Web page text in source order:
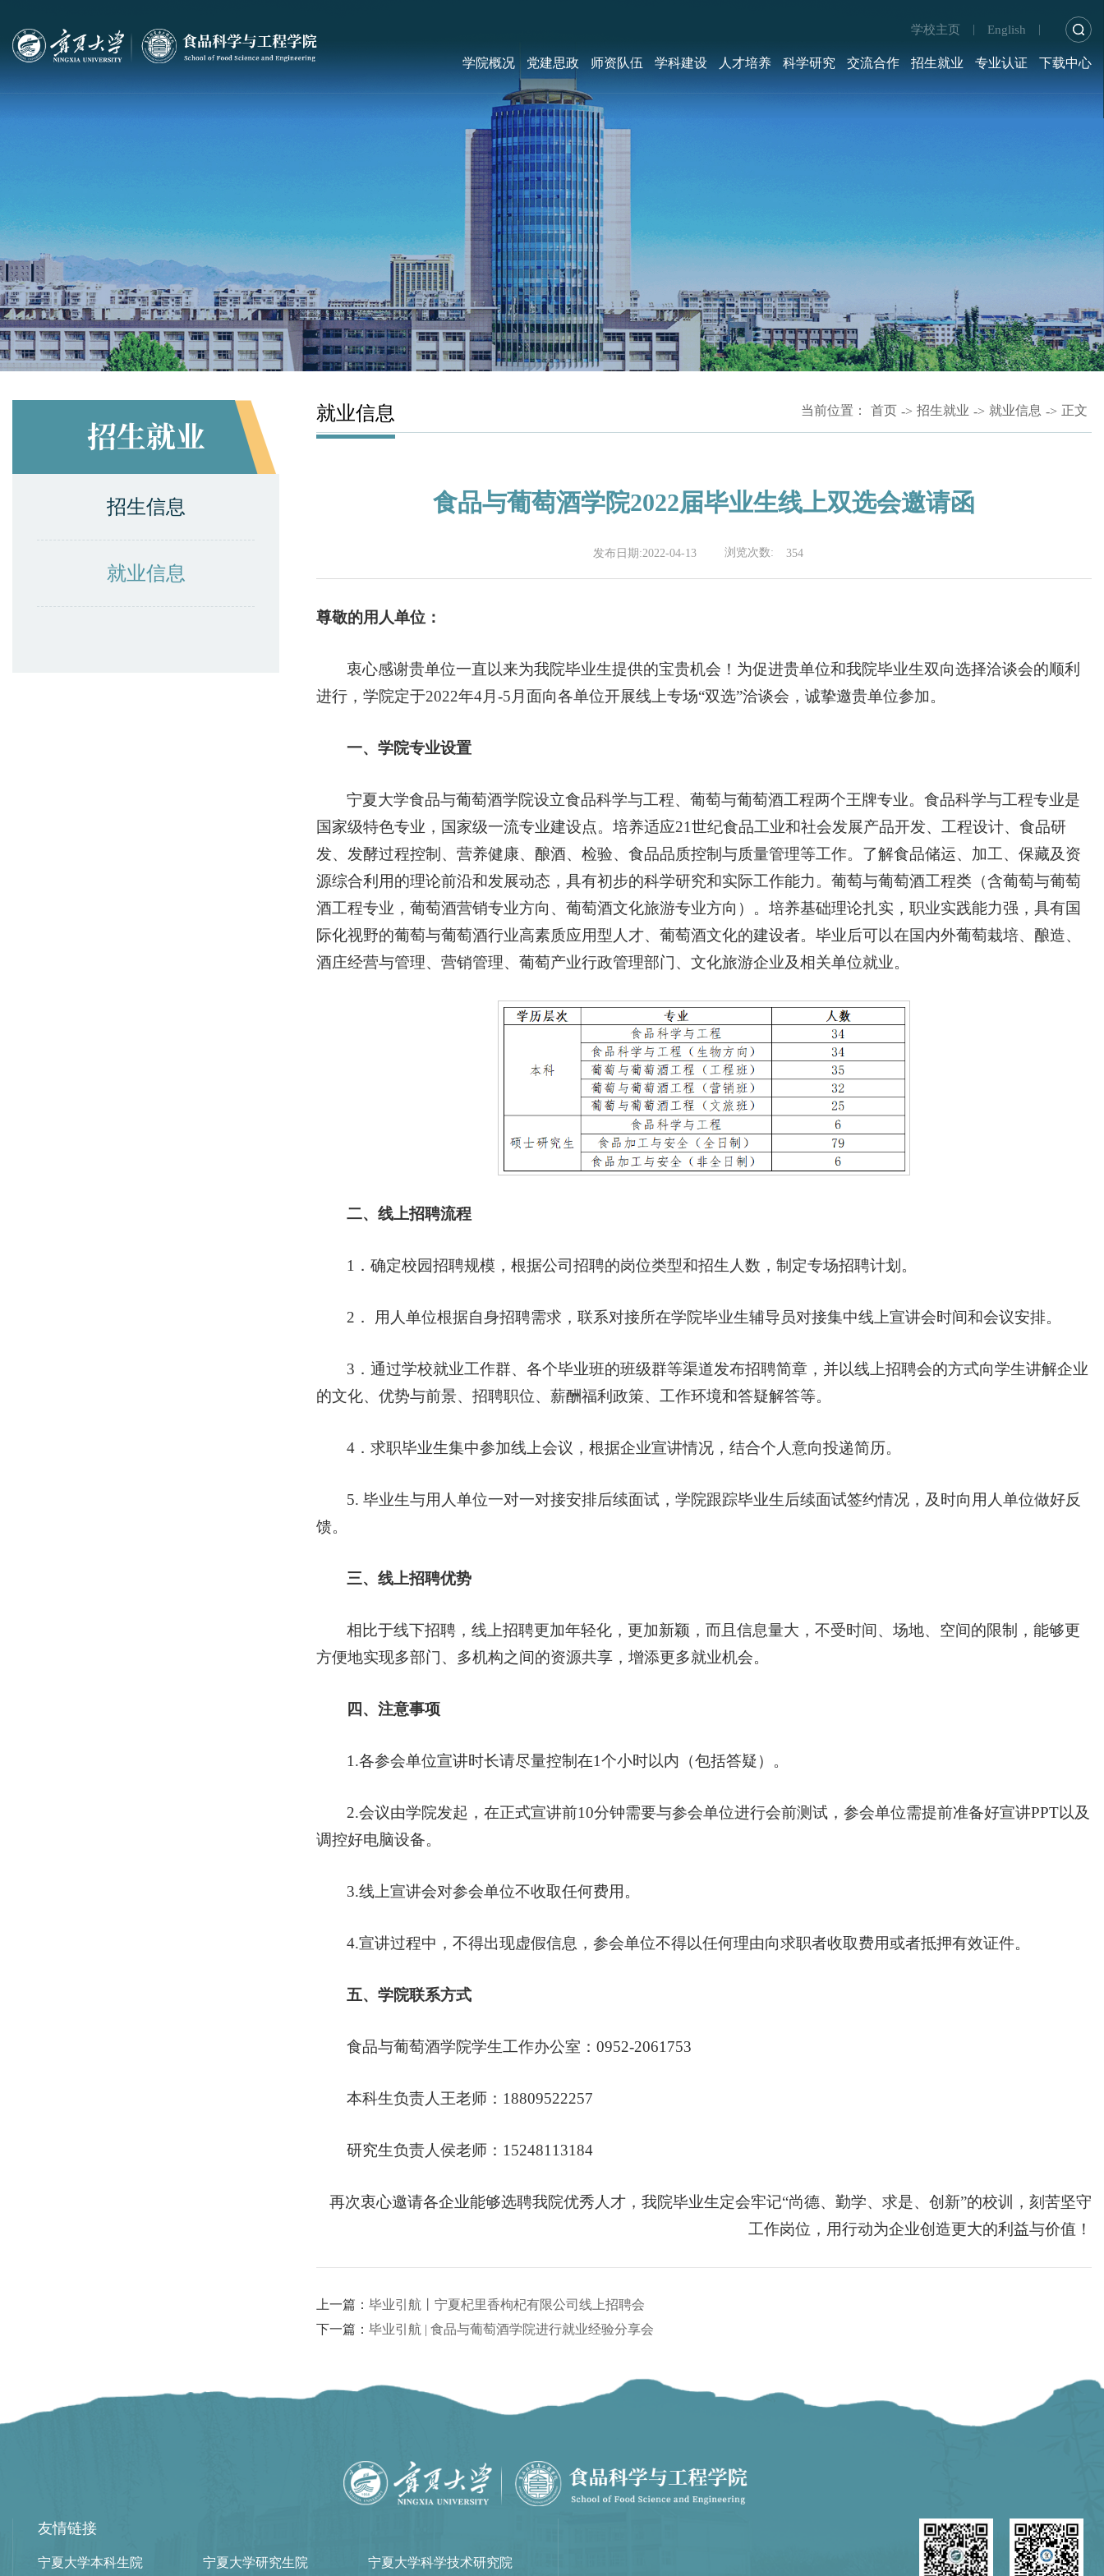
学校主页 English
学院概况 党建思政 师资队伍 学科建设 人才培养 科学研究 交流合作 招生就业 专业认证 下载中心
招生就业
招生信息
就业信息
就业信息 当前位置： 首页 -> 招生就业 -> 就业信息 -> 正文
食品与葡萄酒学院2022届毕业生线上双选会邀请函
发布日期:2022-04-13 浏览次数: 354
尊敬的用人单位：
衷心感谢贵单位一直以来为我院毕业生提供的宝贵机会！为促进贵单位和我院毕业生双向选择洽谈会的顺利
进行，学院定于2022年4月-5月面向各单位开展线上专场“双选”洽谈会，诚挚邀贵单位参加。
一、学院专业设置
宁夏大学食品与葡萄酒学院设立食品科学与工程、葡萄与葡萄酒工程两个王牌专业。食品科学与工程专业是
国家级特色专业，国家级一流专业建设点。培养适应21世纪食品工业和社会发展产品开发、工程设计、食品研
发、发酵过程控制、营养健康、酿酒、检验、食品品质控制与质量管理等工作。了解食品储运、加工、保藏及资
源综合利用的理论前沿和发展动态，具有初步的科学研究和实际工作能力。葡萄与葡萄酒工程类（含葡萄与葡萄
酒工程专业，葡萄酒营销专业方向、葡萄酒文化旅游专业方向）。培养基础理论扎实，职业实践能力强，具有国
际化视野的葡萄与葡萄酒行业高素质应用型人才、葡萄酒文化的建设者。毕业后可以在国内外葡萄栽培、酿造、
酒庄经营与管理、营销管理、葡萄产业行政管理部门、文化旅游企业及相关单位就业。
二、线上招聘流程
1．确定校园招聘规模，根据公司招聘的岗位类型和招生人数，制定专场招聘计划。
2． 用人单位根据自身招聘需求，联系对接所在学院毕业生辅导员对接集中线上宣讲会时间和会议安排。
3．通过学校就业工作群、各个毕业班的班级群等渠道发布招聘简章，并以线上招聘会的方式向学生讲解企业
的文化、优势与前景、招聘职位、薪酬福利政策、工作环境和答疑解答等。
4．求职毕业生集中参加线上会议，根据企业宣讲情况，结合个人意向投递简历。
5. 毕业生与用人单位一对一对接安排后续面试，学院跟踪毕业生后续面试签约情况，及时向用人单位做好反
馈。
三、线上招聘优势
相比于线下招聘，线上招聘更加年轻化，更加新颖，而且信息量大，不受时间、场地、空间的限制，能够更
方便地实现多部门、多机构之间的资源共享，增添更多就业机会。
四、注意事项
1.各参会单位宣讲时长请尽量控制在1个小时以内（包括答疑）。
2.会议由学院发起，在正式宣讲前10分钟需要与参会单位进行会前测试，参会单位需提前准备好宣讲PPT以及
调控好电脑设备。
3.线上宣讲会对参会单位不收取任何费用。
4.宣讲过程中，不得出现虚假信息，参会单位不得以任何理由向求职者收取费用或者抵押有效证件。
五、学院联系方式
食品与葡萄酒学院学生工作办公室：0952-2061753
本科生负责人王老师：18809522257
研究生负责人侯老师：15248113184
再次衷心邀请各企业能够选聘我院优秀人才，我院毕业生定会牢记“尚德、勤学、求是、创新”的校训，刻苦坚守
工作岗位，用行动为企业创造更大的利益与价值！
上一篇： 毕业引航丨宁夏杞里香枸杞有限公司线上招聘会
下一篇： 毕业引航 | 食品与葡萄酒学院进行就业经验分享会
友情链接
宁夏大学本科生院 宁夏大学研究生院 宁夏大学科学技术研究院